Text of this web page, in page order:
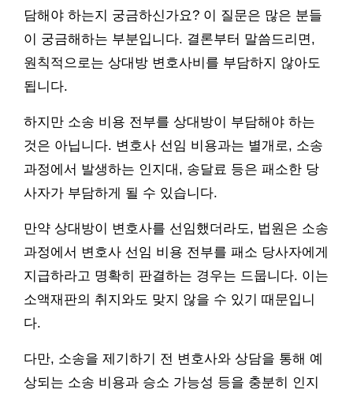
담해야 하는지 궁금하신가요? 이 질문은 많은 분들
이 궁금해하는 부분입니다. 결론부터 말씀드리면,
원칙적으로는 상대방 변호사비를 부담하지 않아도
됩니다.
하지만 소송 비용 전부를 상대방이 부담해야 하는
것은 아닙니다. 변호사 선임 비용과는 별개로, 소송
과정에서 발생하는 인지대, 송달료 등은 패소한 당
사자가 부담하게 될 수 있습니다.
만약 상대방이 변호사를 선임했더라도, 법원은 소송
과정에서 변호사 선임 비용 전부를 패소 당사자에게
지급하라고 명확히 판결하는 경우는 드뭅니다. 이는
소액재판의 취지와도 맞지 않을 수 있기 때문입니
다.
다만, 소송을 제기하기 전 변호사와 상담을 통해 예
상되는 소송 비용과 승소 가능성 등을 충분히 인지